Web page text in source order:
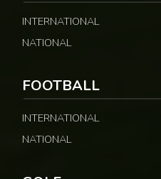
INTERNATIONAL
NATIONAL
FOOTBALL
INTERNATIONAL
NATIONAL